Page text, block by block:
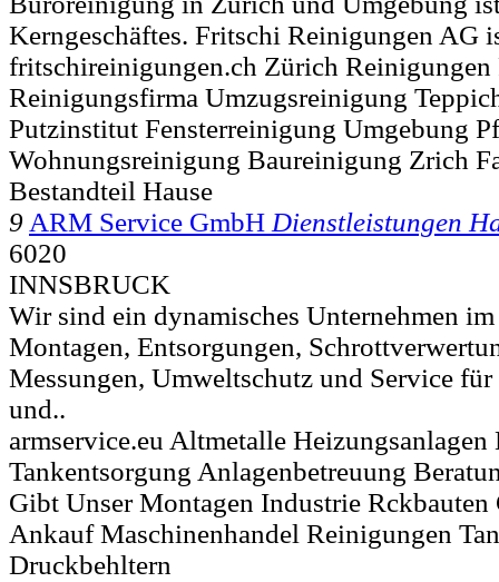
Kerngeschäftes. Fritschi Reinigungen AG
fritschireinigungen.ch Zürich Reinigungen
Reinigungsfirma Umzugsreinigung
Putzinstitut Fensterreinigung Umgebung
Wohnungsreinigung Baureinigung Zrich
Bestandteil Hause
9 ARM Service GmbH Dienstleistungen
6020
INNSBRUCK
Wir sind ein dynamisches Unternehmen
Montagen, Entsorgungen,
Messungen, Umweltschutz und Service
und..
armservice.eu Altmetalle Heizungsanlagen
Tankentsorgung Anlagenbetreuung
Gibt Unser Montagen Industrie
Ankauf Maschinenhandel Reinigungen
Druckbehltern